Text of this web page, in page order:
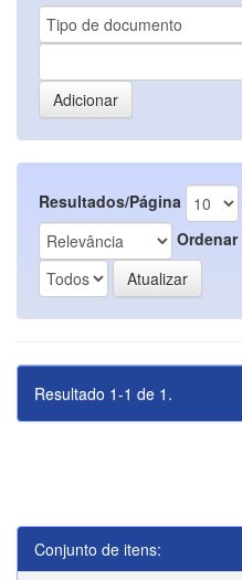
Resultados/Página
Ordenar
Resultado 1-1 de 1.
Conjunto de itens: